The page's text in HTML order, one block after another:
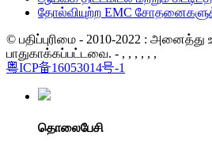
தோல்வியுற்ற EMC
© பதிப்புரிமை - 2010-2022 : அனைத்து
பாதுகாக்கப்பட்டவை. - , , , , , ,
粤ICP备16053014号-1
தொலைபேசி